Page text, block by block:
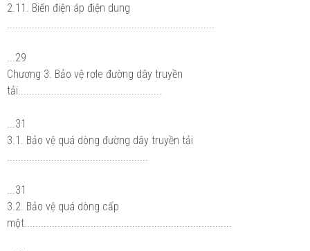
2.11. Biến điện áp điện dung
...29
Chương 3. Bảo vệ rơle đường dây truyền
tải....................................................
...31
3.1. Bảo vệ quá dòng đường dây truyền tải
...31
3.2. Bảo vệ quá dòng cấp
một...........................................................................